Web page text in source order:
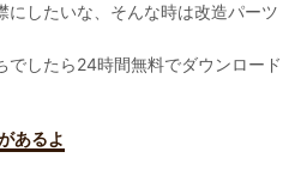
したいな、そんな時は改造パーツ
でしたら24時間無料でダウンロード
あるよ